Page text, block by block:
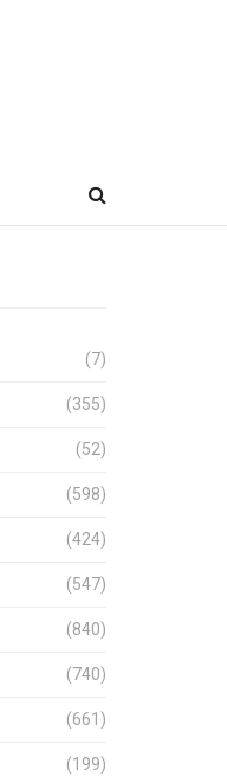
(7)
(355)
(52)
(598)
(424)
(547)
(840)
(740)
(661)
(199)